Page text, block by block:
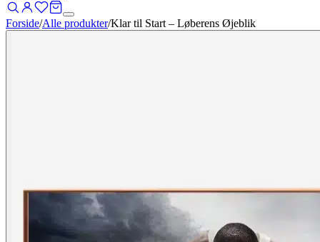
Forside/Alle produkter/Klar til Start – Løberens Øjeblik